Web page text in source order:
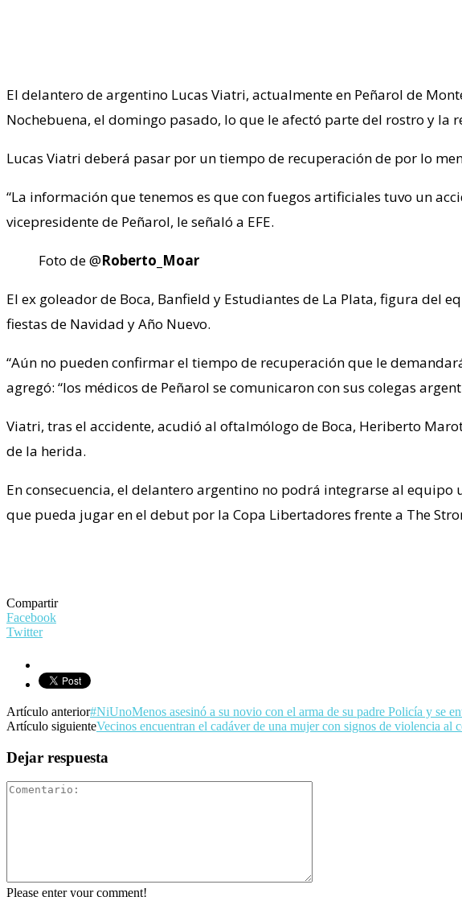
El delantero de argentino Lucas Viatri, actualmente en Peñarol de
Nochebuena, el domingo pasado, lo que le afectó parte del rostro y la
Lucas Viatri deberá pasar por un tiempo de recuperación de por lo
“La información que tenemos es que con fuegos artificiales tuvo un
vicepresidente de Peñarol, le señaló a EFE.
Foto de @Roberto_Moar
El ex goleador de Boca, Banfield y Estudiantes de La Plata, figura del
fiestas de Navidad y Año Nuevo.
“Aún no pueden confirmar el tiempo de recuperación que le
agregó: “los médicos de Peñarol se comunicaron con sus colegas
Viatri, tras el accidente, acudió al oftalmólogo de Boca, Heriberto
de la herida.
En consecuencia, el delantero argentino no podrá integrarse al
que pueda jugar en el debut por la Copa Libertadores frente a The
Compartir
Facebook
Twitter
Artículo anterior#NiUnoMenos asesinó a su novio con el arma de su padre Policía y se
Artículo siguienteVecinos encuentran el cadáver de una mujer con signos de violencia al
Dejar respuesta
Please enter your comment!